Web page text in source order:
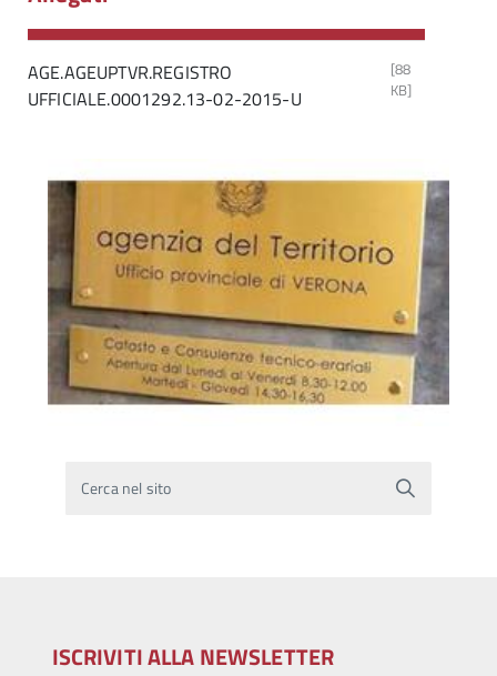
AGE.AGEUPTVR.REGISTRO
UFFICIALE.0001292.13-02-2015-U
[88
KB]
Cerca nel sito
ISCRIVITI ALLA NEWSLETTER